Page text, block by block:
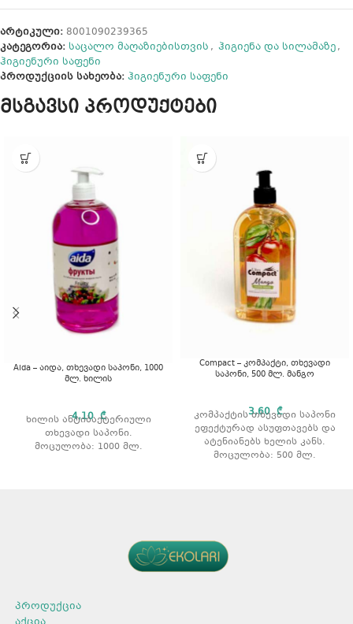
არტიკული: 8001090239365
კატეგორია: საცალო მაღაზიებისთვის , ჰიგიენა და სილამაზე,
ჰიგიენური საფენი
პროდუქციის სახეობა: ჰიგიენური საფენი
მსგავსი პროდუქტები
Aida – აიდა, თხევადი საპონი, 1000
მლ. ხილის
4,10₾
ხილის ანტიბაქტერიული
თხევადი საპონი.
მოცულობა: 1000 მლ.
Compact – კომპაქტი, თხევადი
საპონი, 500 მლ. მანგო
3,60₾
კომპაქტის თხევადი საპონი
ეფექტურად ასუფთავებს და
ატენიანებს ხელის კანს.
მოცულობა: 500 მლ.
პროდუქცია